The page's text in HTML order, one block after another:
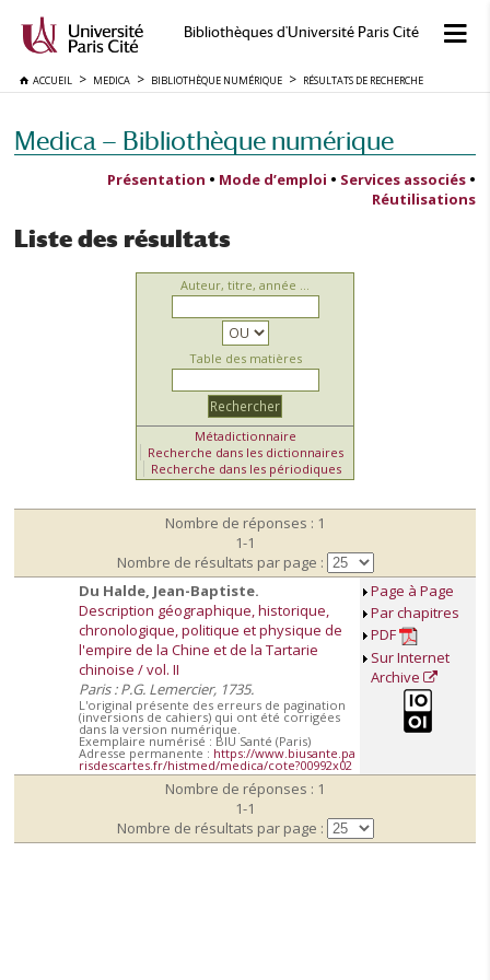
Bibliothèques d'Université Paris Cité
ACCUEIL MEDICA BIBLIOTHÈQUE NUMÉRIQUE RÉSULTATS DE RECHERCHE
Medica — Bibliothèque numérique
Présentation • Mode d’emploi • Services associés •
Réutilisations
Liste des résultats
Auteur, titre, année ...
Table des matières
Métadictionnaire
Recherche dans les dictionnaires
Recherche dans les périodiques
Nombre de réponses : 1
1-1
Nombre de résultats par page :
Du Halde, Jean-Baptiste.
Description géographique, historique,
chronologique, politique et physique de
l'empire de la Chine et de la Tartarie
chinoise / vol. II
Paris : P.G. Lemercier, 1735.
L'original présente des erreurs de pagination
(inversions de cahiers) qui ont été corrigées
dans la version numérique.
Exemplaire numérisé : BIU Santé (Paris)
Adresse permanente : https://www.biusante.pa
risdescartes.fr/histmed/medica/cote?00992x02
Page à Page
Par chapitres
PDF
Sur Internet
Archive
Nombre de réponses : 1
1-1
Nombre de résultats par page :